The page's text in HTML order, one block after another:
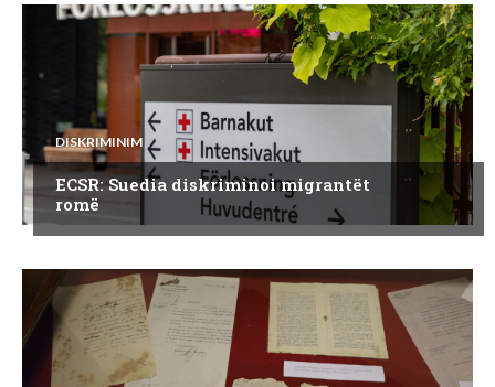
DISKRIMINIM
ECSR: Suedia diskriminoi migrantët
romë